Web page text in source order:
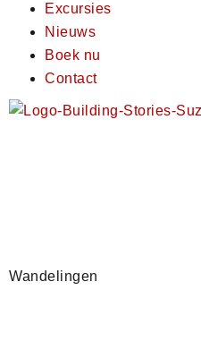
Excursies
Nieuws
Boek nu
Contact
Wandelingen